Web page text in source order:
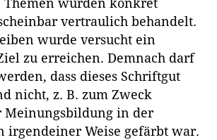
Themen wurden konkret
vertraulich behandelt.
wurde versucht ein
zu erreichen. Demnach darf
dass dieses Schriftgut
nicht, z. B. zum Zweck
Meinungsbildung in der
irgendeiner Weise gefärbt war.